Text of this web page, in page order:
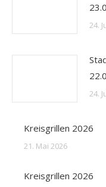
24.
24.
Kreisgrillen 2026
21. Mai 2026
Kreisgrillen 2026